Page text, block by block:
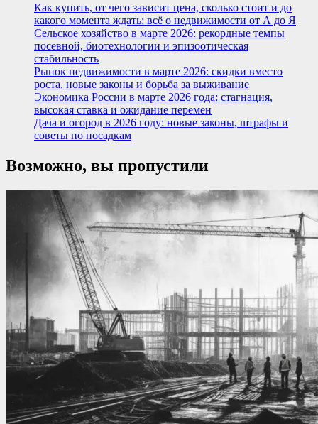
Как купить, от чего зависит цена, сколько стоит и до
какого момента ждать: всё о недвижимости от А до Я
Сельское хозяйство в марте 2026: рекордные темпы
посевной, биотехнологии и эпизоотическая
стабильность
Рынок недвижимости в марте 2026: скидки вместо
роста, новые законы и борьба за выживание
Экономика России в марте 2026 года: стагнация,
высокая ставка и ожидание перемен
Дача и огород в 2026 году: новые законы, штрафы и
советы по посадкам
Возможно, вы пропустили